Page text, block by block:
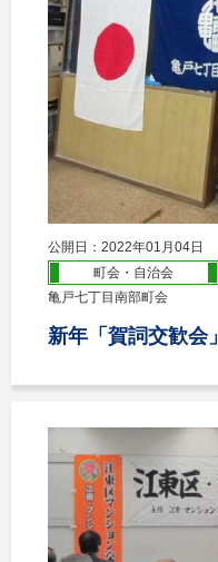
公開日：2022年01月04日
町会・自治会
亀戸七丁目南部町会
新年「賀詞交歓会」